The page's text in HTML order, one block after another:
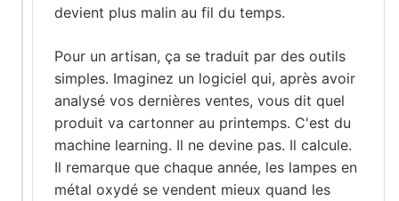
devient plus malin au fil du temps.
Pour un artisan, ça se traduit par des outils
simples. Imaginez un logiciel qui, après avoir
analysé vos dernières ventes, vous dit quel
produit va cartonner au printemps. C'est du
machine learning. Il ne devine pas. Il calcule.
Il remarque que chaque année, les lampes en
métal oxydé se vendent mieux quand les